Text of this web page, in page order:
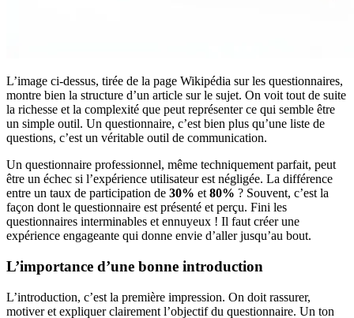
L’image ci-dessus, tirée de la page Wikipédia sur les questionnaires,
montre bien la structure d’un article sur le sujet. On voit tout de suite
la richesse et la complexité que peut représenter ce qui semble être
un simple outil. Un questionnaire, c’est bien plus qu’une liste de
questions, c’est un véritable outil de communication.
Un questionnaire professionnel, même techniquement parfait, peut
être un échec si l’expérience utilisateur est négligée. La différence
entre un taux de participation de 30% et 80% ? Souvent, c’est la
façon dont le questionnaire est présenté et perçu. Fini les
questionnaires interminables et ennuyeux ! Il faut créer une
expérience engageante qui donne envie d’aller jusqu’au bout.
L’importance d’une bonne introduction
L’introduction, c’est la première impression. On doit rassurer,
motiver et expliquer clairement l’objectif du questionnaire. Un ton